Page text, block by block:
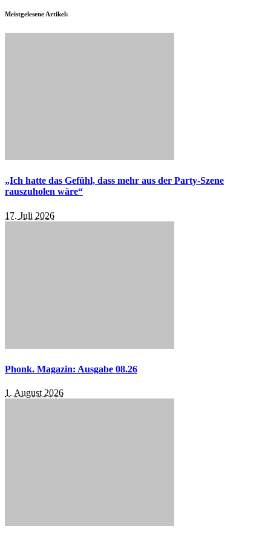
Meistgelesene Artikel:
„Ich hatte das Gefühl, dass mehr aus der Party-Szene
rauszuholen wäre“
17. Juli 2026
Phonk. Magazin: Ausgabe 08.26
1. August 2026